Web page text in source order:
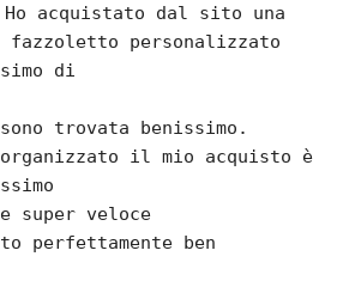
Ho acquistato dal sito una
fazzoletto personalizzato
di
trovata benissimo.
il mio acquisto è
super veloce
perfettamente ben